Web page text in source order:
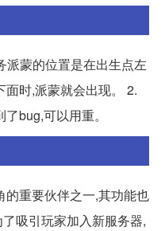
派蒙的位置是在出生点左
时,派蒙就会出现。 2.
bug,可以用重。
重要伙伴之一,其功能也
吸引玩家加入新服务器,